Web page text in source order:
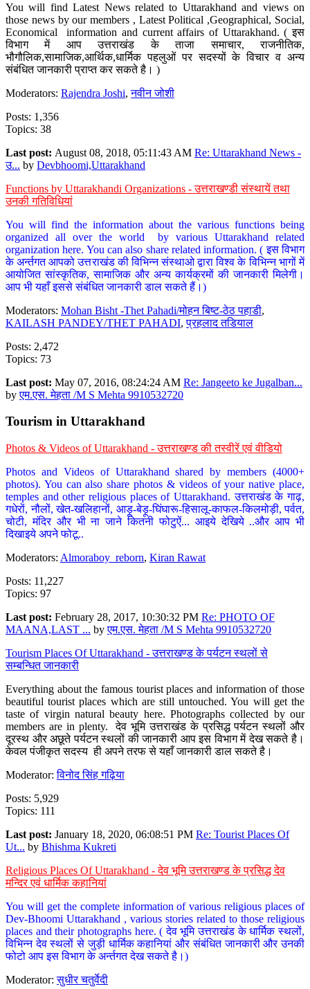
You will find Latest News related to Uttarakhand and views on
those news by our members , Latest Political ,Geographical, Social,
Economical information and current affairs of Uttarakhand. ( इस
विभाग में आप उत्तराखंड के ताजा समाचार, राजनीतिक,
भौगौलिक,सामाजिक,आर्थिक,धार्मिक पहलुओं पर सदस्यों के विचार व अन्य
संबंधित जानकारी प्राप्त कर सकते है। )
Moderators: Rajendra Joshi,नवीन जोशी
Posts: 1,356
Topics: 38
Last post: August 08, 2018, 05:11:43 AM Re: Uttarakhand News -
उ... by Devbhoomi,Uttarakhand
Functions by Uttarakhandi Organizations - उत्तराखण्डी संस्थायें तथा
उनकी गतिविधियां
You will find the information about the various functions being
organized all over the world by various Uttarakhand related
organization here. You can also share related information. ( इस विभाग
के अर्न्तगत आपको उत्तराखंड की विभिन्न संस्थाओ द्वारा विश्व के विभिन्न भागों में
आयोजित सांस्कृतिक, सामाजिक और अन्य कार्यक्रमों की जानकारी मिलेगी।
आप भी यहाँ इससे संबंधित जानकारी डाल सकते हैं।)
Moderators: Mohan Bisht -Thet Pahadi/मोहन बिष्ट-ठेठ पहाडी,
KAILASH PANDEY/THET PAHADI,प्रहलाद तडियाल
Posts: 2,472
Topics: 73
Last post: May 07, 2016, 08:24:24 AM Re: Jangeeto ke Jugalban...
byएम.एस. मेहता /M S Mehta 9910532720
Tourism in Uttarakhand
Photos & Videos of Uttarakhand - उत्तराखण्ड की तस्वीरें एवं वीडियो
Photos and Videos of Uttarakhand shared by members (4000+
photos). You can also share photos & videos of your native place,
temples and other religious places of Uttarakhand. उत्तराखंड के गाढ़,
गधेरों, नौलों, खेत-खलिहानों, आड़ू-बेड़ू-घिंघारू-हिसालू-काफल-किलमोड़ी, पर्वत,
चोटी, मंदिर और भी ना जाने कितनी फोटुऐं... आइये देखिये ..और आप भी
दिखाइये अपने फोटू..
Moderators: Almoraboy_reborn, Kiran Rawat
Posts: 11,227
Topics: 97
Last post: February 28, 2017, 10:30:32 PM Re: PHOTO OF
MAANA,LAST ... byएम.एस. मेहता /M S Mehta 9910532720
Tourism Places Of Uttarakhand - उत्तराखण्ड के पर्यटन स्थलों से
सम्बन्धित जानकारी
Everything about the famous tourist places and information of those
beautiful tourist places which are still untouched. You will get the
taste of virgin natural beauty here. Photographs collected by our
members are in plenty. देव भूमि उत्तराखंड के प्रसिद्ध पर्यटन स्थलों और
दूरस्थ और अछूते पर्यटन स्थलों की जानकारी आप इस विभाग में देख सकते है।
केवल पंजीकृत सदस्य ही अपने तरफ से यहाँ जानकारी डाल सकते है।
Moderator:विनोद सिंह गढ़िया
Posts: 5,929
Topics: 111
Last post: January 18, 2020, 06:08:51 PM Re: Tourist Places Of
Ut... by Bhishma Kukreti
Religious Places Of Uttarakhand - देव भूमि उत्तराखण्ड के प्रसिद्ध देव
मन्दिर एवं धार्मिक कहानियां
You will get the complete information of various religious places of
Dev-Bhoomi Uttarakhand , various stories related to those religious
places and their photographs here. ( देव भूमि उत्तराखंड के धार्मिक स्थलों,
विभिन्न देव स्थलों से जुड़ी धार्मिक कहानियां और संबंधित जानकारी और उनकी
फोटो आप इस विभाग के अर्न्तगत देख सकते है।)
Moderator:सुधीर चतुर्वेदी